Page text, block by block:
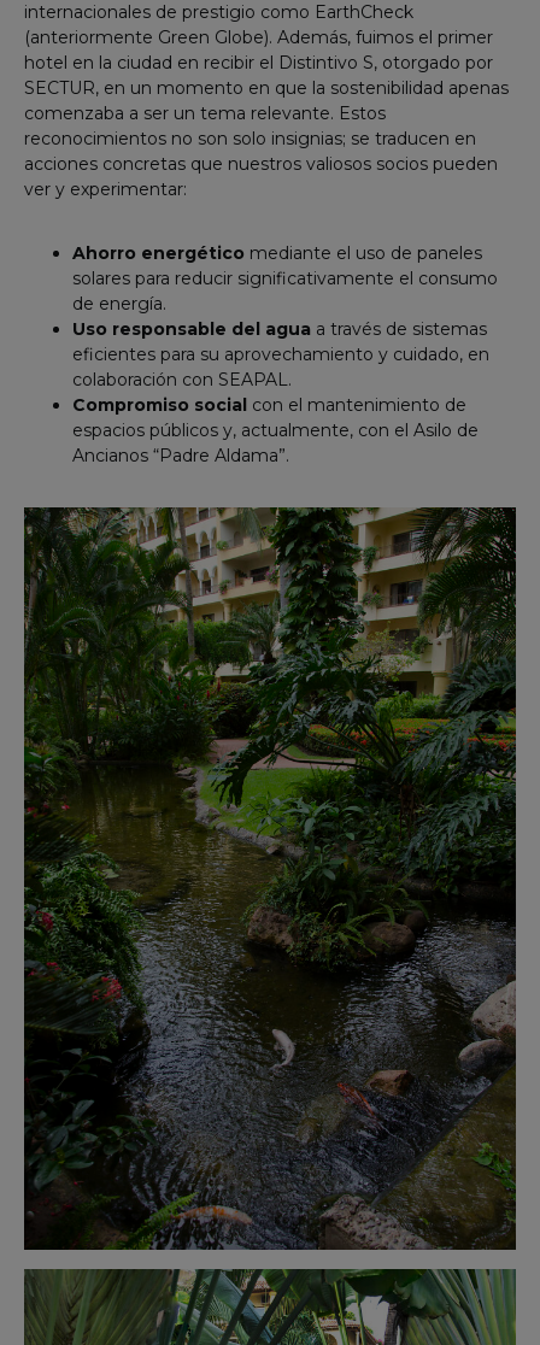
internacionales de prestigio como EarthCheck
(anteriormente Green Globe). Además, fuimos el primer
hotel en la ciudad en recibir el Distintivo S, otorgado por
SECTUR, en un momento en que la sostenibilidad apenas
comenzaba a ser un tema relevante. Estos
reconocimientos no son solo insignias; se traducen en
acciones concretas que nuestros valiosos socios pueden
ver y experimentar:
Ahorro energético mediante el uso de paneles
solares para reducir significativamente el consumo
de energía.
Uso responsable del agua a través de sistemas
eficientes para su aprovechamiento y cuidado, en
colaboración con SEAPAL.
Compromiso social con el mantenimiento de
espacios públicos y, actualmente, con el Asilo de
Ancianos “Padre Aldama”.